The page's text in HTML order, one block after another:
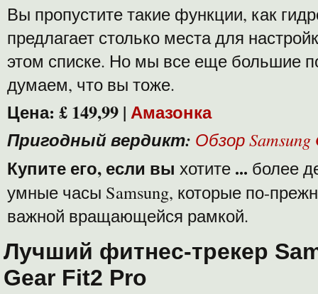
Вы пропустите такие функции, как
предлагает столько места для
этом списке. Но мы все еще большие
думаем, что вы тоже.
Цена: £ 149,99 | Амазонка
Пригодный вердикт: Обзор Samsung
Купите его, если вы хотите ... более
умные часы Samsung, которые по-
важной вращающейся рамкой.
Лучший фитнес-трекер
Gear Fit2 Pro